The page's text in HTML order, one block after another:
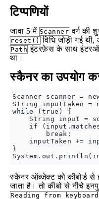
टिप्पणियों
जावा 5 में Scanner वर्ग की
reset() विधि जोड़ी गई
Path इंटरफ़ेस के साथ
था।
स्कैनर का उपयोग
Scanner scanner =
String inputTaken =
while (true) {
String input =
if
        break;
inputTaken +=
}
स्कैनर ऑब्जेक्ट को कीबोर्ड
जाता है। तो कीबो से नीचे
Reading from keyboard